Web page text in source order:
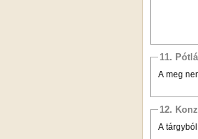
11.
A meg
12.
A